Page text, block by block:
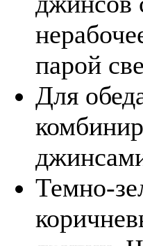
парой
Для
Темно-